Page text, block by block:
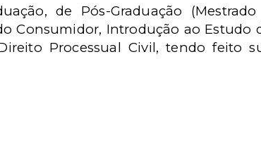
de Pós-Graduação
Consumidor, Introdução ao Estudo
Processual Civil, tendo feito